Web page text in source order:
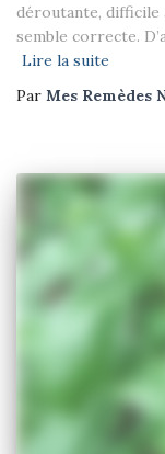
déroutante, difficile
semble correcte.
Lire la suite
Par Mes Remèdes